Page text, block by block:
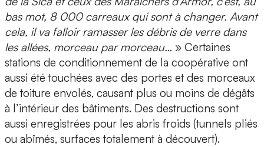
bas mot, 8 000 carreaux qui sont à changer. Avant
cela, il va falloir ramasser les débris de verre dans
les allées, morceau par morceau… » Certaines
stations de conditionnement de la coopérative ont
aussi été touchées avec des portes et des morceaux
de toiture envolés, causant plus ou moins de dégâts
à l’intérieur des bâtiments. Des destructions sont
aussi enregistrées pour les abris froids (tunnels pliés
ou abîmés, surfaces totalement à découvert).